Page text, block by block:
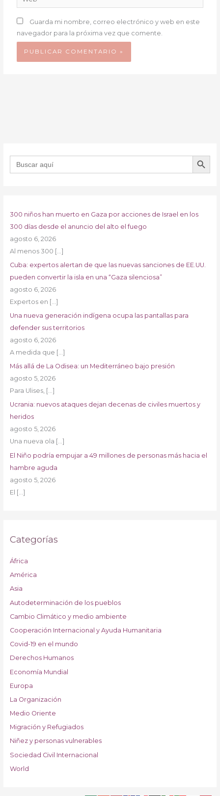
Guarda mi nombre, correo electrónico y web en este
navegador para la próxima vez que comente.
Buscar: BOTÓN DE
300 niños han muerto en Gaza por acciones de Israel en los
300 días desde el anuncio del alto el fuego
agosto 6, 2026
Al menos 300 […]
Cuba: expertos alertan de que las nuevas sanciones de EE.UU.
pueden convertir la isla en una “Gaza silenciosa”
agosto 6, 2026
Expertos en […]
Una nueva generación indígena ocupa las pantallas para
defender sus territorios
agosto 6, 2026
A medida que […]
Más allá de La Odisea: un Mediterráneo bajo presión
agosto 5, 2026
Para Ulises, […]
Ucrania: nuevos ataques dejan decenas de civiles muertos y
heridos
agosto 5, 2026
Una nueva ola […]
El Niño podría empujar a 49 millones de personas más hacia el
hambre aguda
agosto 5, 2026
El […]
Categorías
África
América
Asia
Autodeterminación de los pueblos
Cambio Climático y medio ambiente
Cooperación Internacional y Ayuda Humanitaria
Covid-19 en el mundo
Derechos Humanos
Economía Mundial
Europa
La Organización
Medio Oriente
Migración y Refugiados
Niñez y personas vulnerables
Sociedad Civil Internacional
World